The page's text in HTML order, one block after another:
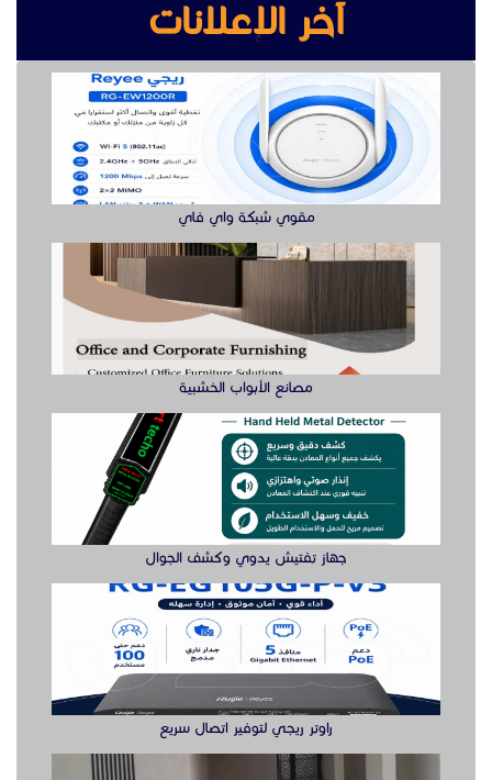
مصانع الأبواب الخشبية
جهاز تفتيش يدوي وكشف الجوال
راوتر ريجي لتوفير اتصال سريع
بوابة مواقف ايطالى Came بوابه